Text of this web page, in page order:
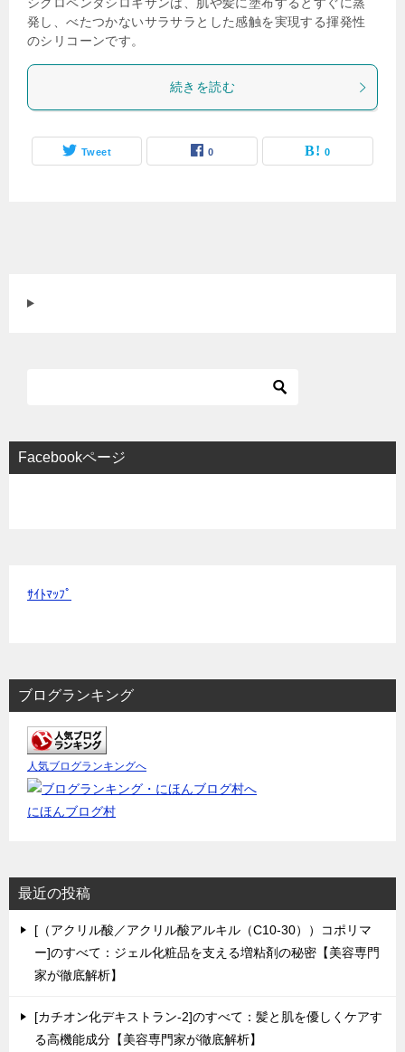
発し、べたつかないサラサラとした感触を実現する揮発性
のシリコーンです。
続きを読む
Tweet 0 0
Facebookページ
ｻｲﾄﾏｯﾌﾟ
ブログランキング
人気ブログランキングへ
にほんブログ村
最近の投稿
[（アクリル酸／アクリル酸アルキル（C10-30））コポリマ
ー]のすべて：ジェル化粧品を支える増粘剤の秘密【美容専門
家が徹底解析】
[カチオン化デキストラン-2]のすべて：髪と肌を優しくケアす
る高機能成分【美容専門家が徹底解析】